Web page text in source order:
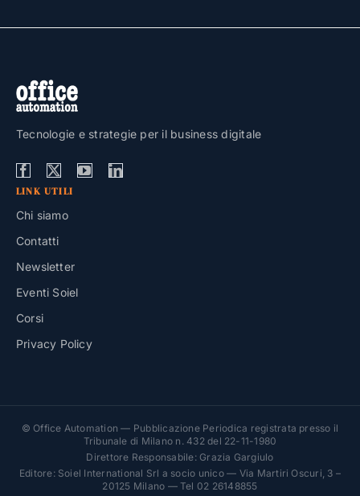
Tecnologie e strategie per il business digitale
LINK UTILI
Chi siamo
Contatti
Newsletter
Eventi Soiel
Corsi
Privacy Policy
© Office Automation — Pubblicazione Periodica registrata presso il
Tribunale di Milano n. 432 del 22-11-1980
Direttore Responsabile: Grazia Gargiulo
Editore: Soiel International Srl a socio unico — Via Martiri Oscuri, 3 –
20125 Milano — Tel 02 26148855